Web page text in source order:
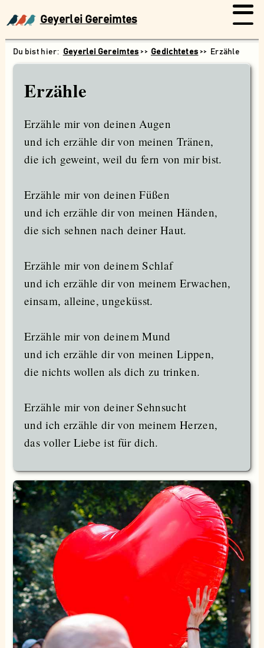
Geyerlei Gereimtes
Geyerlei Gereimtes Gedichtetes Erzähle
Erzähle
Erzähle mir von deinen Augen
und ich erzähle dir von meinen Tränen,
die ich geweint, weil du fern von mir bist.
Erzähle mir von deinen Füßen
und ich erzähle dir von meinen Händen,
die sich sehnen nach deiner Haut.
Erzähle mir von deinem Schlaf
und ich erzähle dir von meinem Erwachen,
einsam, alleine, ungeküsst.
Erzähle mir von deinem Mund
und ich erzähle dir von meinen Lippen,
die nichts wollen als dich zu trinken.
Erzähle mir von deiner Sehnsucht
und ich erzähle dir von meinem Herzen,
das voller Liebe ist für dich.